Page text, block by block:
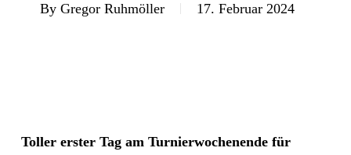
By Gregor Ruhmöller 17. Februar 2024
Toller erster Tag am Turnierwochenende für